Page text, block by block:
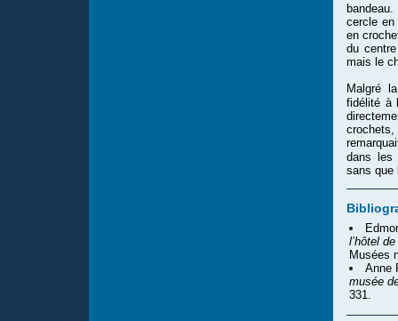
cercle en
en
du
mais le
Malgré
fidélité à
dans les
sans que
l’hôtel
Musées
Anne
musée
331.